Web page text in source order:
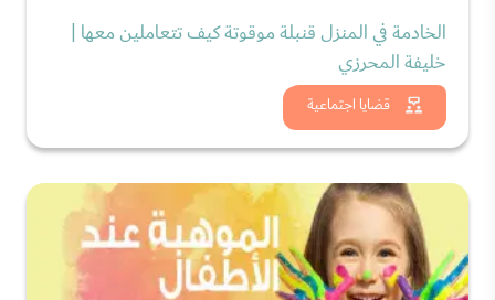
قضايا اجتماعية
الخادمة في المنزل قنبلة موقوتة كيف تتعاملين معها |
خليفة المحرزي
شاهد الان